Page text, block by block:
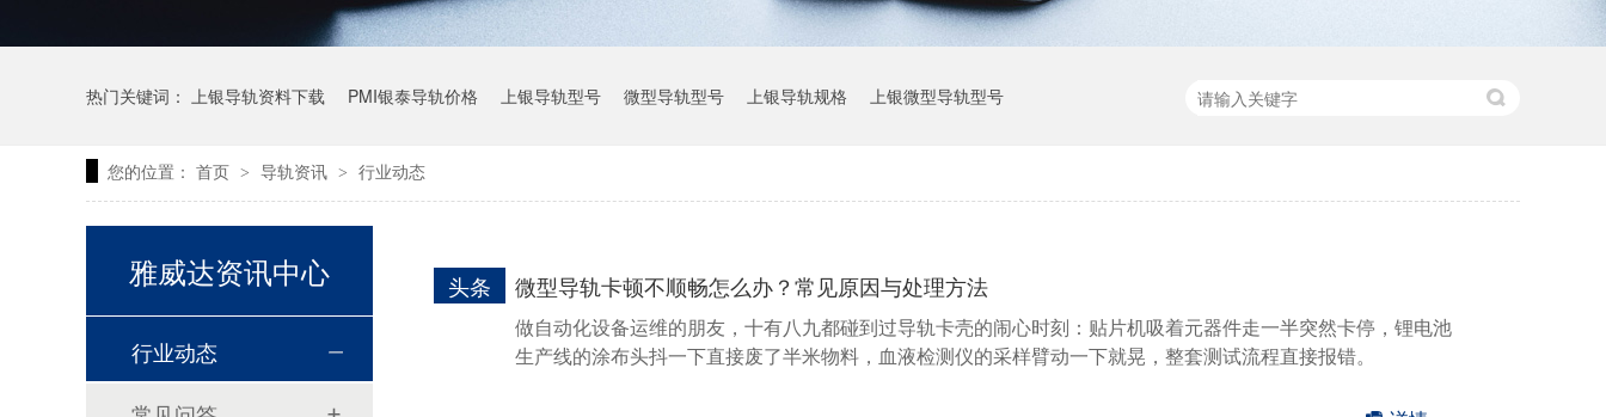
热门关键词： 上银导轨资料下载 PMI银泰导轨价格 上银导轨型号 微型导轨型号 上银导轨规格 上银微型导轨型号
您的位置： 首页 > 导轨资讯 > 行业动态
微型导轨卡顿不顺畅怎么办？常见原因与处理方法
头条
做自动化设备运维的朋友，十有八九都碰到过导轨卡壳的闹心时刻：贴片机吸着元器件走一半突然卡停，锂电池
生产线的涂布头抖一下直接废了半米物料，血液检测仪的采样臂动一下就晃，整套测试流程直接报错。
雅威达资讯中心
行业动态